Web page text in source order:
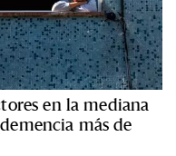
en la mediana
más de